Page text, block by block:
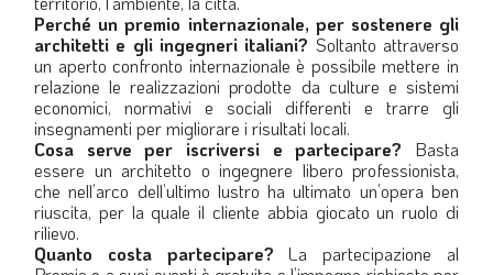
Perché un premio internazionale, per sostenere gli
architetti e gli ingegneri italiani? Soltanto attraverso
un aperto confronto internazionale è possibile mettere in
relazione le realizzazioni prodotte da culture e sistemi
economici, normativi e sociali differenti e trarre gli
insegnamenti per migliorare i risultati locali.
Cosa serve per iscriversi e partecipare? Basta
essere un architetto o ingegnere libero professionista,
che nell’arco dell’ultimo lustro ha ultimato un’opera ben
riuscita, per la quale il cliente abbia giocato un ruolo di
rilievo.
Quanto costa partecipare?La partecipazione al